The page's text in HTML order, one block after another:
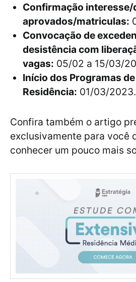
Confirmação
aprovados/matriculas:
Convocação de
desistência com
vagas: 05/02 a 15/03/
Início dos Programas de
Residência: 01/03/2023.
Confira também o artigo
exclusivamente para você
conhecer um pouco mais